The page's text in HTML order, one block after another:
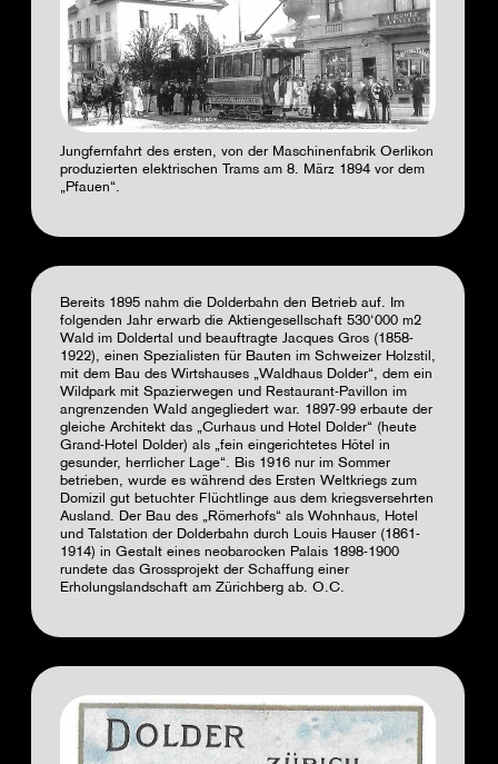
Jungfernfahrt des ersten, von der Maschinenfabrik Oerlikon
produzierten elektrischen Trams am 8. März 1894 vor dem
„Pfauen“.
Bereits 1895 nahm die Dolderbahn den Betrieb auf. Im
folgenden Jahr erwarb die Aktiengesellschaft 530‘000 m2
Wald im Doldertal und beauftragte Jacques Gros (1858-
1922), einen Spezialisten für Bauten im Schweizer Holzstil,
mit dem Bau des Wirtshauses „Waldhaus Dolder“, dem ein
Wildpark mit Spazierwegen und Restaurant-Pavillon im
angrenzenden Wald angegliedert war. 1897-99 erbaute der
gleiche Architekt das „Curhaus und Hotel Dolder“ (heute
Grand-Hotel Dolder) als „fein eingerichtetes Hôtel in
gesunder, herrlicher Lage“. Bis 1916 nur im Sommer
betrieben, wurde es während des Ersten Weltkriegs zum
Domizil gut betuchter Flüchtlinge aus dem kriegsversehrten
Ausland. Der Bau des „Römerhofs“ als Wohnhaus, Hotel
und Talstation der Dolderbahn durch Louis Hauser (1861-
1914) in Gestalt eines neobarocken Palais 1898-1900
rundete das Grossprojekt der Schaffung einer
Erholungslandschaft am Zürichberg ab. O.C.